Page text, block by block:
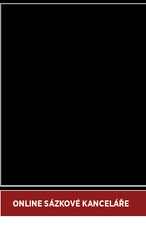
ONLINE SÁZKOVÉ KANCELÁŘE